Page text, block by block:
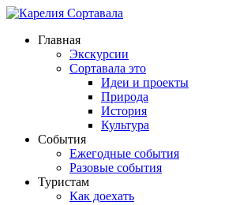
Главная
Экскурсии
Сортавала это
Идеи и проекты
Природа
История
Культура
События
Ежегодные события
Разовые события
Туристам
Как доехать